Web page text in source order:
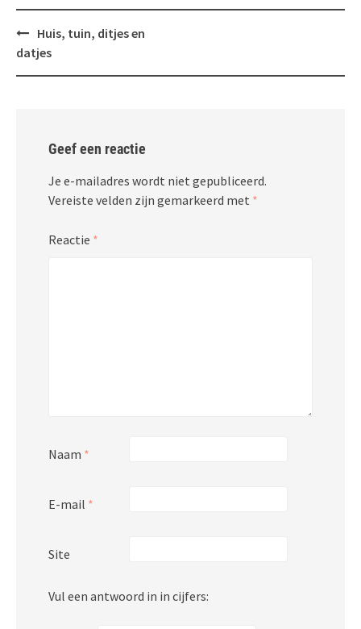
Bericht
navigatie
Huis, tuin, ditjes en
datjes
Geef een reactie
Je e-mailadres wordt niet gepubliceerd.
Vereiste velden zijn gemarkeerd met *
Reactie *
Naam *
E-mail *
Site
Vul een antwoord in in cijfers: